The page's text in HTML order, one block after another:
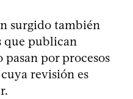
surgido también
que publican
por procesos
revisión es